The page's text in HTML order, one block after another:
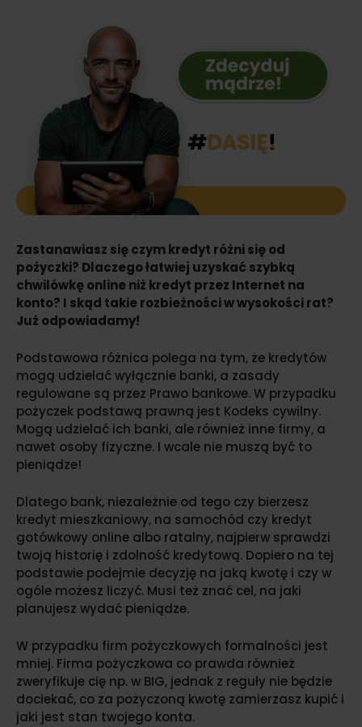
Zastanawiasz się czym kredyt różni się od
pożyczki? Dlaczego łatwiej uzyskać szybką
chwilówkę online niż kredyt przez Internet na
konto? I skąd takie rozbieżności w wysokości rat?
Już odpowiadamy!
Podstawowa różnica polega na tym, że kredytów
mogą udzielać wyłącznie banki, a zasady
regulowane są przez Prawo bankowe. W przypadku
pożyczek podstawą prawną jest Kodeks cywilny.
Mogą udzielać ich banki, ale również inne firmy, a
nawet osoby fizyczne. I wcale nie muszą być to
pieniądze!
Dlatego bank, niezależnie od tego czy bierzesz
kredyt mieszkaniowy, na samochód czy kredyt
gotówkowy online albo ratalny, najpierw sprawdzi
twoją historię i zdolność kredytową. Dopiero na tej
podstawie podejmie decyzję na jaką kwotę i czy w
ogóle możesz liczyć. Musi też znać cel, na jaki
planujesz wydać pieniądze.
W przypadku firm pożyczkowych formalności jest
mniej. Firma pożyczkowa co prawda również
zweryfikuje cię np. w BIG, jednak z reguły nie będzie
dociekać, co za pożyczoną kwotę zamierzasz kupić i
jaki jest stan twojego konta.